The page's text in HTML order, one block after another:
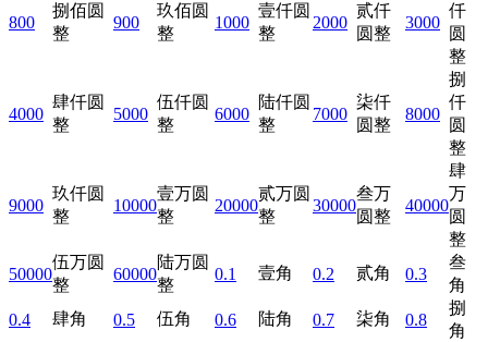
800
捌佰圆
整
900
玖佰圆
整
1000
壹仟圆
整
2000
贰仟
圆整
3000
仟
圆
整
4000
肆仟圆
整
5000
伍仟圆
整
6000
陆仟圆
整
7000
柒仟
圆整
8000
捌
仟
圆
整
9000
玖仟圆
整
10000
壹万圆
整
20000
贰万圆
整
30000
叁万
圆整
40000
肆
万
圆
整
50000
伍万圆
整
60000
陆万圆
整
0.1 壹角 0.2 贰角 0.3
叁
角
0.4
肆角 0.5 伍角 0.6 陆角 0.7 柒角 0.8
捌
角